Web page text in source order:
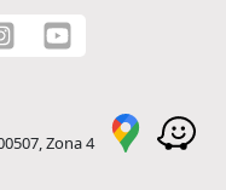
Zona 4